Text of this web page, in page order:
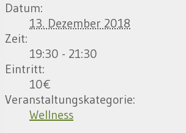
Datum:
13. Dezember 2018
Zeit:
19:30 - 21:30
Eintritt:
10€
Veranstaltungskategorie:
Wellness